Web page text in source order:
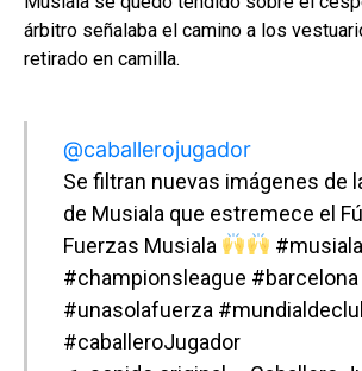
árbitro señalaba el camino a los
retirado en camilla.
@caballerojugador
Se filtran nuevas imágenes de
de Musiala que estremece el
Fuerzas Musiala
#musiala
#championsleague #barcelona
#unasolafuerza
#caballeroJugador